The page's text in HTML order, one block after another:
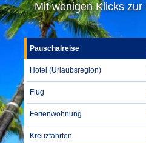
Mit wenigen Klicks zur
Pauschalreise
Hotel (Urlaubsregion)
Flug
Ferienwohnung
Kreuzfahrten